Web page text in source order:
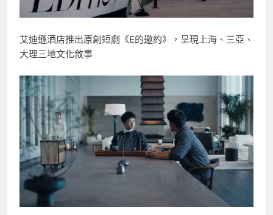
艾迪遜酒店推出原創短劇《E的邀約》，呈現上海、三亞、
大理三地文化敘事